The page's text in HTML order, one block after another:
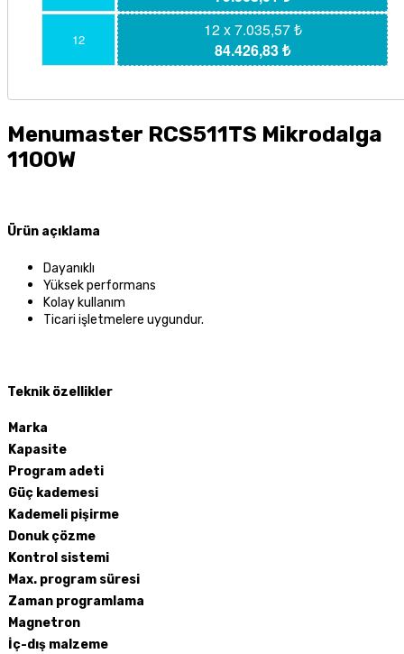
12
12 x 7.035,57 ₺
84.426,83 ₺
Menumaster RCS511TS Mikrodalga
1100W
Ürün açıklama
Dayanıklı
Yüksek performans
Kolay kullanım
Ticari işletmelere uygundur.
Teknik özellikler
Marka
Kapasite
Program adeti
Güç kademesi
Kademeli pişirme
Donuk çözme
Kontrol sistemi
Max. program süresi
Zaman programlama
Magnetron
İç-dış malzeme